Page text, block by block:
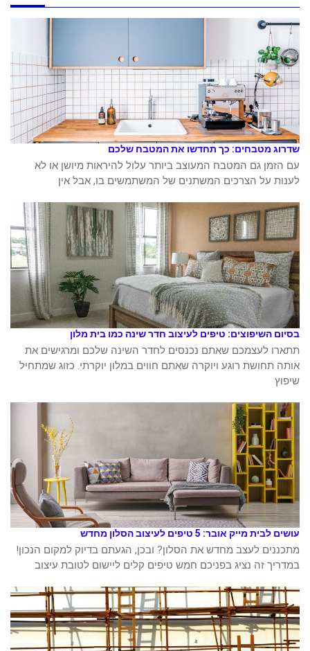
שדרוג מטבחים: כך תחדשו את המטבח שלכם
עם הזמן גם המטבח המעוצב ביותר עלול להיראות מיושן או לא
לענות על הצרכים המשתנים של המשתמשים בו, אבל אין
בסיום השיפוצים: טיפים לעיצוב חדר שינה כמו בית מלון
תתארו לעצמכם שאתם נכנסים לחדר השינה שלכם ומרגישים את
אותה תחושת רוגע ויוקרה שאתם חווים במלון יוקרתי. כזוג שמתחיל
שיפוץ
עושים לבית מייק אובר: 5 טיפים לעיצוב הסלון מחדש
מתכננים לעצב מחדש את הסלון? ובכן, הגעתם בדיוק למקום הנכון!
במדריך זה נציג בפניכם חמש טיפים קלים ליישום לטובת עיצוב